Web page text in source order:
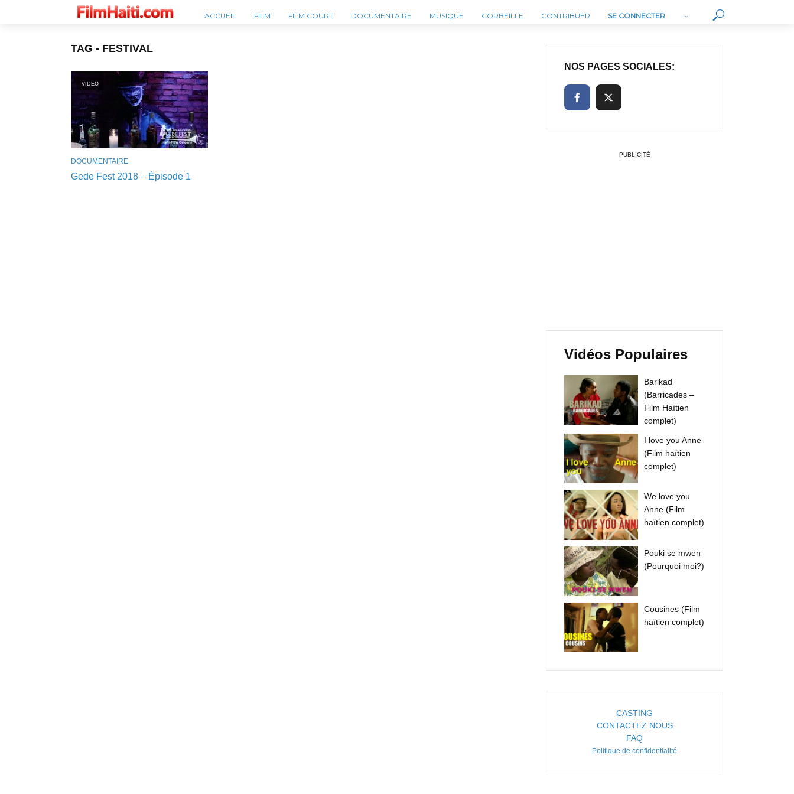
ACCUEIL FILM FILM COURT DOCUMENTAIRE MUSIQUE CORBEILLE CONTRIBUER SE CONNECTER ···
TAG - FESTIVAL
VIDEO
DOCUMENTAIRE
Gede Fest 2018 – Épisode 1
NOS PAGES SOCIALES:
PUBLICITÉ
Vidéos Populaires
Barikad
(Barricades –
Film Haïtien
complet)
I love you Anne
(Film haïtien
complet)
We love you
Anne (Film
haïtien complet)
Pouki se mwen
(Pourquoi moi?)
Cousines (Film
haïtien complet)
CASTING
CONTACTEZ NOUS
FAQ
Politique de confidentialité